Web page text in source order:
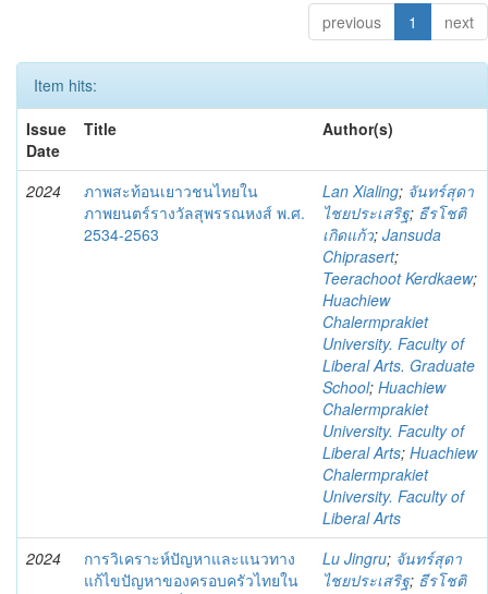
previous 1 next
Item hits:
Issue
Date
Title Author(s)
2024
ภาพสะท้อนเยาวชนไทยใน
ภาพยนตร์รางวัลสุพรรณหงส์ พ.ศ.
2534-2563
Lan Xialing; จันทร์สุดา
ไชยประเสริฐ; ธีรโชติ
เกิดแก้ว; Jansuda
Chiprasert;
Teerachoot Kerdkaew;
Huachiew
Chalermprakiet
University. Faculty of
Liberal Arts. Graduate
School; Huachiew
Chalermprakiet
University. Faculty of
Liberal Arts; Huachiew
Chalermprakiet
University. Faculty of
Liberal Arts
2024
การวิเคราะห์ปัญหาและแนวทาง
แก้ไขปัญหาของครอบครัวไทยใน
Lu Jingru; จันทร์สุดา
ไชยประเสริฐ; ธีรโชติ